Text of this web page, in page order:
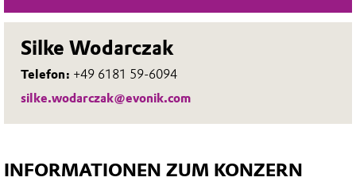
Silke Wodarczak
Telefon: +49 6181 59-6094
silke.wodarczak@evonik.com
INFORMATIONEN ZUM KONZERN